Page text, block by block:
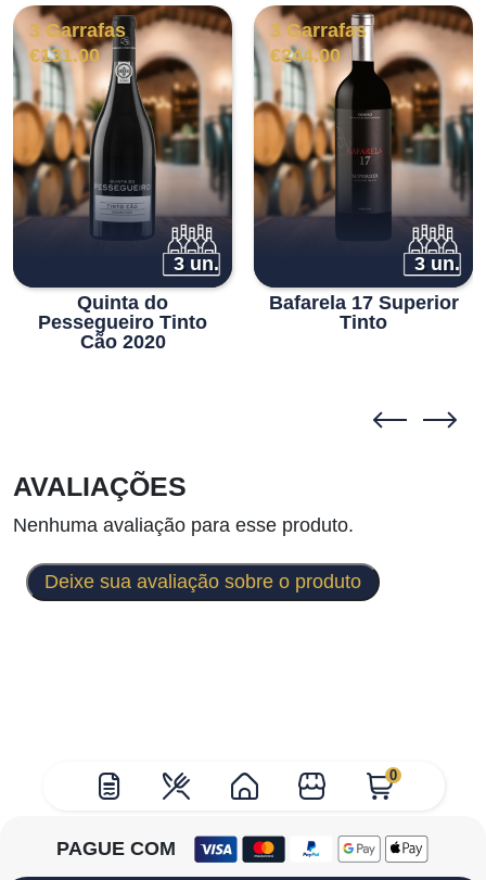
0
3 Garrafas
€131.00
3 un.
Quinta do
Pessegueiro Tinto
Cão 2020
3 Garrafas
€244.00
3 un.
Bafarela 17 Superior
Tinto
AVALIAÇÕES
Nenhuma avaliação para esse produto.
Deixe sua avaliação sobre o produto
PAGUE COM